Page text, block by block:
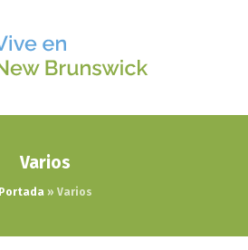
Varios
Portada » Varios